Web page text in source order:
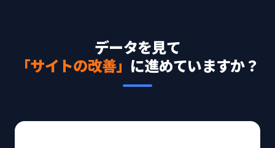
データを見て
「サイトの改善」 に進めていますか？